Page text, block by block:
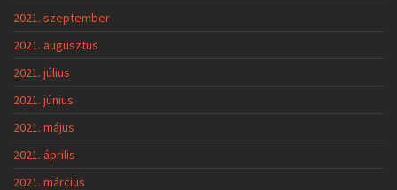
2021. szeptember
2021. augusztus
2021. július
2021. június
2021. május
2021. április
2021. március